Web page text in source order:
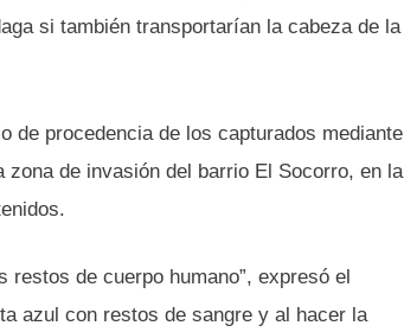
si también transportarían la cabeza de la
de procedencia de los capturados mediante
de invasión del barrio El Socorro, en la
restos de cuerpo humano”, expresó el
azul con restos de sangre y al hacer la